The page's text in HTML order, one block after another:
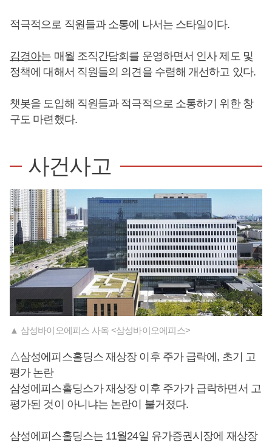
적극적으로 직원들과 소통에 나서는 스타일이다.
김경아는 매월 조직간담회를 운영하면서 인사 제도 및
정책에 대해서 직원들의 의견을 수렴해 개선하고 있다.
챗봇을 도입해 직원들과 적극적으로 소통하기 위한 창
구도 마련했다.
사건사고
▲ 삼성바이오에피스 사옥 <삼성바이오에피스>
△삼성에피스홀딩스 재상장 이후 주가 급락에, 초기 고
평가 논란
삼성에피스홀딩스가 재상장 이후 주가가 급락하면서 고
평가된 것이 아니냐는 논란이 불거졌다.
삼성에피스홀딩스는 11월24일 유가증권시장에 재상장